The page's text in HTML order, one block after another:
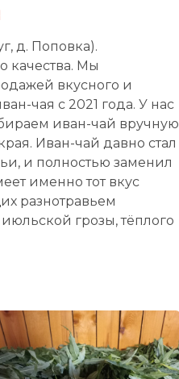
д. Поповка).
качества. Мы
вкусного и
чая с 2021 года. У нас
иван-чай вручную
Иван-чай давно стал
и полностью заменил
именно тот вкус
разнотравьем
грозы, тёплого